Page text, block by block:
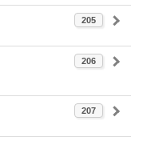
205
206
207